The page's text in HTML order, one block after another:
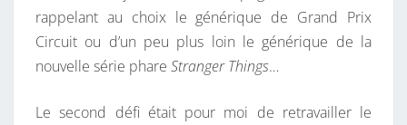
rappelant au choix le générique de Grand Prix
Circuit ou d’un peu plus loin le générique de la
nouvelle série phare Stranger Things…
Le second défi était pour moi de retravailler le